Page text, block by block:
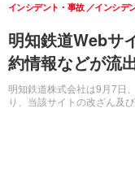
明知鉄道Webサ
約情報などが流
明知鉄道株式会社は9月7日
り、当該サイトの改ざん及
インシデント・事故 インシデ